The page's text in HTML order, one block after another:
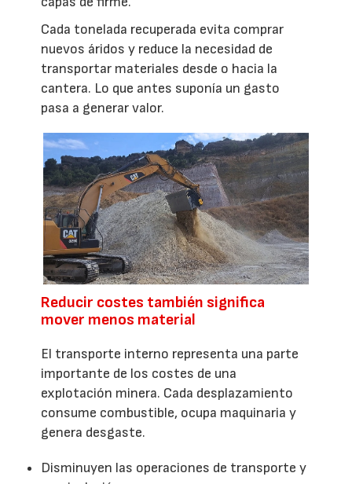
Cada tonelada recuperada evita comprar
nuevos áridos y reduce la necesidad de
transportar materiales desde o hacia la
cantera. Lo que antes suponía un gasto
pasa a generar valor.
Reducir costes también significa
mover menos material
El transporte interno representa una parte
importante de los costes de una
explotación minera. Cada desplazamiento
consume combustible, ocupa maquinaria y
genera desgaste.
Disminuyen las operaciones de transporte y